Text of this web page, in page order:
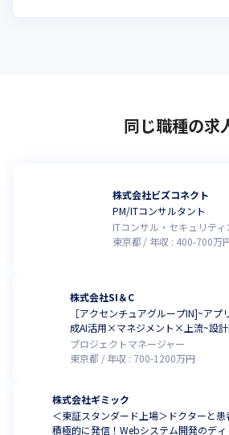
同じ職種の求
株式会社ビズコネクト
PM/ITコンサルタント
ITコンサル・セキュリティ
東京都
年収 : 400-700万
株式会社SI＆C
［アクセンチュアグループIN]~ア
成AI活用×マネジメント×上流~設
プロジェクトマネージャー
東京都
年収 : 700-1200万円
株式会社ギミック
＜東証スタンダード上場＞ドクターと
積極的に発信！Webシステム開発のデ